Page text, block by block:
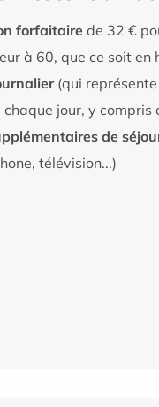
forfaitaire de 32 €
à 60, que ce soit
(qui
jour, y
de
télévision...)